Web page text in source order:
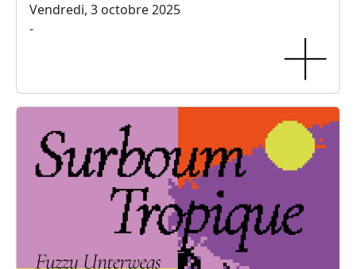
Vendredi, 3 octobre 2025
-